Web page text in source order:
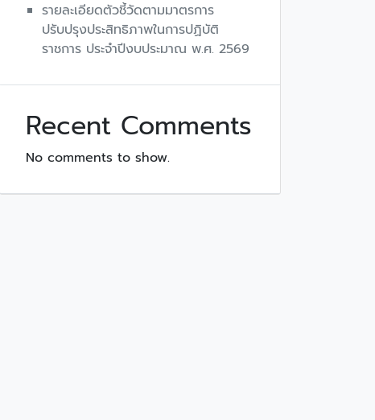
รายละเอียดตัวชี้วัดตามมาตรการ
ปรับปรุงประสิทธิภาพในการปฏิบัติ
ราชการ ประจำปีงบประมาณ พ.ศ. 2569
Recent Comments
No comments to show.